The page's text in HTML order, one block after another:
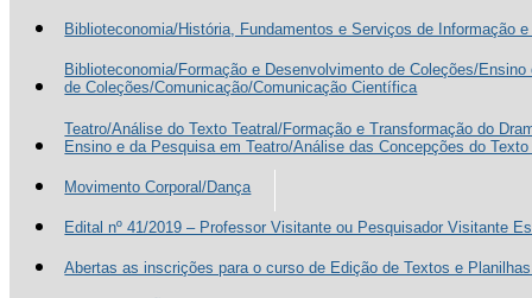
Biblioteconomia/História, Fundamentos e Serviços de Informação
Biblioteconomia/Formação e Desenvolvimento de Coleções/
de Coleções/Comunicação/Comunicação Científica
Teatro/Análise do Texto Teatral/Formação e Transformação do
Ensino e da Pesquisa em Teatro/Análise das Concepções do
Movimento Corporal/Dança
Edital nº 41/2019 – Professor Visitante ou Pesquisador Visitante
Abertas as inscrições para o curso de Edição de Textos e